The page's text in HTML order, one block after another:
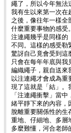
繩了，所以今年無法
我有生以來第一次在
之後，像往年一樣全
什麼重要事物的感受
注連繩幾乎是同樣的
不同。這樣的感受勒
驚訝自己竟會受到這
只會在每年年底與我
編織繩子，親自送來
以注連繩才會成為
現了這就是「結」。
「注連繩衝擊」當
緒平靜下來的內容，
脫離重要關係性的生
重地、仔細地、多層
多麼難懂，河合老師